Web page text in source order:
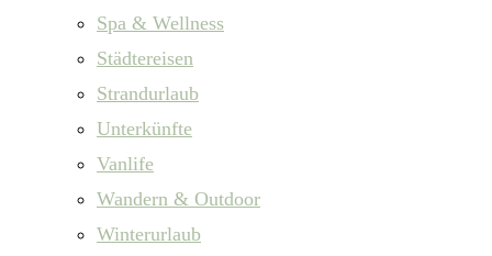
Spa & Wellness
Städtereisen
Strandurlaub
Unterkünfte
Vanlife
Wandern & Outdoor
Winterurlaub